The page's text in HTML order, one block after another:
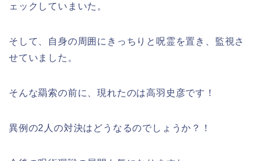
ェックしていまいた。
そして、自身の周囲にきっちりと呪霊を置き、監視さ
せていました。
そんな羂索の前に、現れたのは高羽史彦です！
異例の2人の対決はどうなるのでしょうか？！